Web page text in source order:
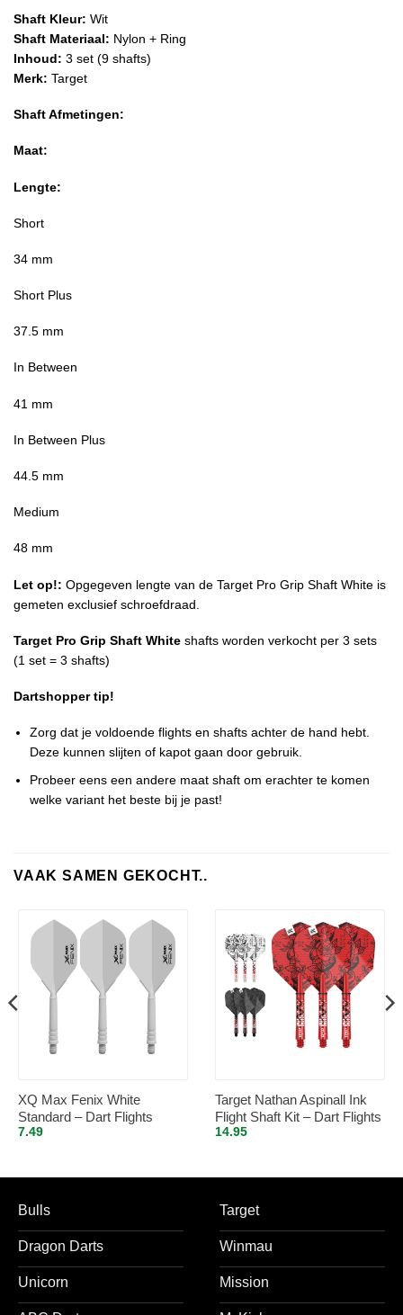
Shaft Kleur: Wit
Shaft Materiaal: Nylon + Ring
Inhoud: 3 set (9 shafts)
Merk: Target
Shaft Afmetingen:
Maat:
Lengte:
Short
34 mm
Short Plus
37.5 mm
In Between
41 mm
In Between Plus
44.5 mm
Medium
48 mm
Let op!: Opgegeven lengte van de Target Pro Grip Shaft White is
gemeten exclusief schroefdraad.
Target Pro Grip Shaft White shafts worden verkocht per 3 sets
(1 set = 3 shafts)
Dartshopper tip!
Zorg dat je voldoende flights en shafts achter de hand hebt.
Deze kunnen slijten of kapot gaan door gebruik.
Probeer eens een andere maat shaft om erachter te komen
welke variant het beste bij je past!
VAAK SAMEN GEKOCHT..
XQ Max Fenix White
Standard – Dart Flights
Inbetween
7.49
Target Nathan Aspinall Ink
Flight Shaft Kit – Dart Flights
14.95
Bulls
Dragon Darts
Unicorn
Target
Winmau
Mission